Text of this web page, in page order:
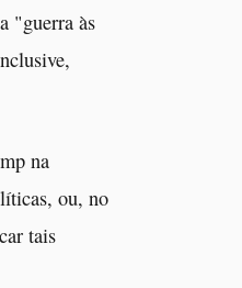
"guerra às
na
ou, no
tais